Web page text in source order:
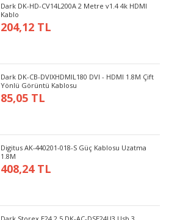
Dark DK-HD-CV14L200A 2 Metre v1.4 4k HDMI
Kablo
204,12 TL
Dark DK-CB-DVIXHDMIL180 DVI - HDMI 1.8M Çift
Yönlü Görüntü Kablosu
85,05 TL
Digitus AK-440201-018-S Güç Kablosu Uzatma
1.8M
408,24 TL